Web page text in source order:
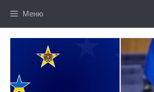
Меню